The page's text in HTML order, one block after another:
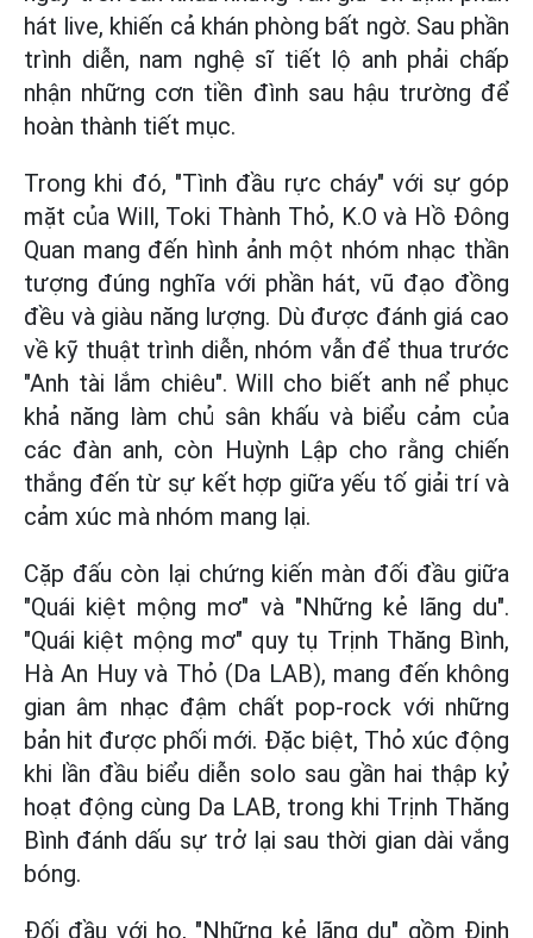
hát live, khiến cả khán phòng bất ngờ. Sau phần
trình diễn, nam nghệ sĩ tiết lộ anh phải chấp
nhận những cơn tiền đình sau hậu trường để
hoàn thành tiết mục.
Trong khi đó, "Tình đầu rực cháy" với sự góp
mặt của Will, Toki Thành Thỏ, K.O và Hồ Đông
Quan mang đến hình ảnh một nhóm nhạc thần
tượng đúng nghĩa với phần hát, vũ đạo đồng
đều và giàu năng lượng. Dù được đánh giá cao
về kỹ thuật trình diễn, nhóm vẫn để thua trước
"Anh tài lắm chiêu". Will cho biết anh nể phục
khả năng làm chủ sân khấu và biểu cảm của
các đàn anh, còn Huỳnh Lập cho rằng chiến
thắng đến từ sự kết hợp giữa yếu tố giải trí và
cảm xúc mà nhóm mang lại.
Cặp đấu còn lại chứng kiến màn đối đầu giữa
"Quái kiệt mộng mơ" và "Những kẻ lãng du".
"Quái kiệt mộng mơ" quy tụ Trịnh Thăng Bình,
Hà An Huy và Thỏ (Da LAB), mang đến không
gian âm nhạc đậm chất pop-rock với những
bản hit được phối mới. Đặc biệt, Thỏ xúc động
khi lần đầu biểu diễn solo sau gần hai thập kỷ
hoạt động cùng Da LAB, trong khi Trịnh Thăng
Bình đánh dấu sự trở lại sau thời gian dài vắng
bóng.
Đối đầu với họ, "Những kẻ lãng du" gồm Đinh